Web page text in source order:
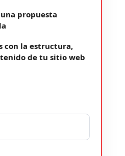
propuesta
con la estructura,
de tu sitio web